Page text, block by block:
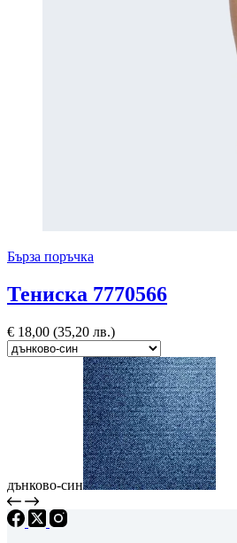
Бърза поръчка
Тениска 7770566
€ 18,00 (35,20 лв.)
дънково-син